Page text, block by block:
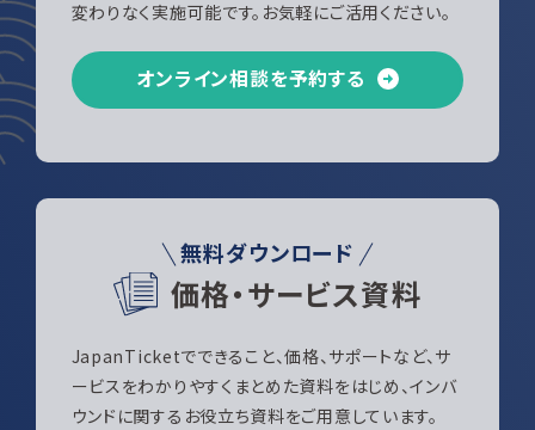
変わりなく実施可能です。お気軽にご活用ください。
オンライン相談を予約する
無料ダウンロード
価格・サービス資料
JapanTicketでできること、価格、サポートなど、サ
ービスをわかりやすくまとめた資料をはじめ、インバ
ウンドに関するお役立ち資料をご用意しています。